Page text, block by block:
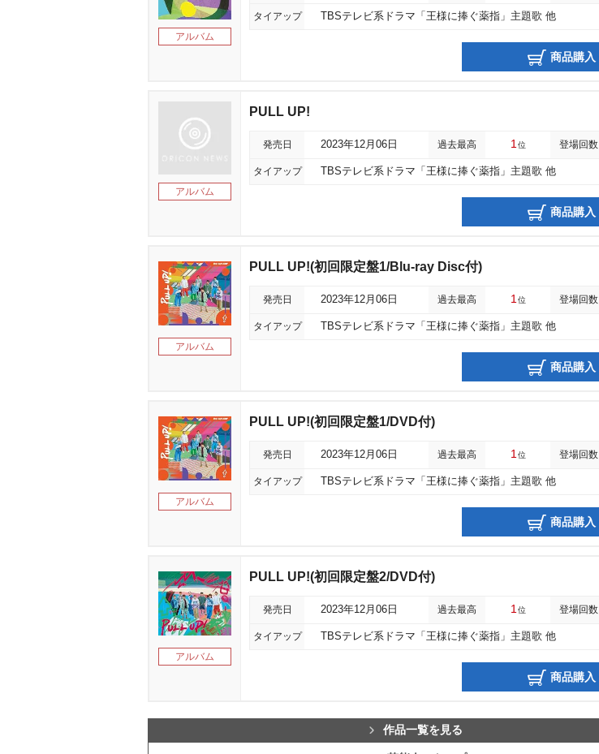
アルバム
タイアップ TBSテレビ系ドラマ「王様に捧ぐ薬指」主題歌 他
商品購入
アルバム
PULL UP!
発売日 2023年12月06日 過去最高 1 位 登場回数
タイアップ TBSテレビ系ドラマ「王様に捧ぐ薬指」主題歌 他
商品購入
アルバム
PULL UP!(初回限定盤1/Blu-ray Disc付)
発売日 2023年12月06日 過去最高 1 位 登場回数
タイアップ TBSテレビ系ドラマ「王様に捧ぐ薬指」主題歌 他
商品購入
アルバム
PULL UP!(初回限定盤1/DVD付)
発売日 2023年12月06日 過去最高 1 位 登場回数
タイアップ TBSテレビ系ドラマ「王様に捧ぐ薬指」主題歌 他
商品購入
アルバム
PULL UP!(初回限定盤2/DVD付)
発売日 2023年12月06日 過去最高 1 位 登場回数
タイアップ TBSテレビ系ドラマ「王様に捧ぐ薬指」主題歌 他
商品購入
作品一覧を見る